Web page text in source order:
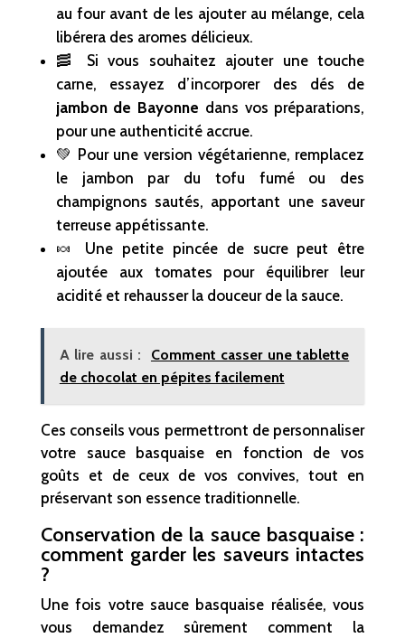
au four avant de les ajouter au mélange, cela
libérera des aromes délicieux.
🥓 Si vous souhaitez ajouter une touche
carne, essayez d’incorporer des dés de
jambon de Bayonne dans vos préparations,
pour une authenticité accrue.
💚 Pour une version végétarienne, remplacez
le jambon par du tofu fumé ou des
champignons sautés, apportant une saveur
terreuse appétissante.
🍬 Une petite pincée de sucre peut être
ajoutée aux tomates pour équilibrer leur
acidité et rehausser la douceur de la sauce.
A lire aussi :
Comment casser une tablette
de chocolat en pépites facilement
Ces conseils vous permettront de personnaliser
votre sauce basquaise en fonction de vos
goûts et de ceux de vos convives, tout en
préservant son essence traditionnelle.
Conservation de la sauce basquaise :
comment garder les saveurs intactes
?
Une fois votre sauce basquaise réalisée, vous
vous demandez sûrement comment la